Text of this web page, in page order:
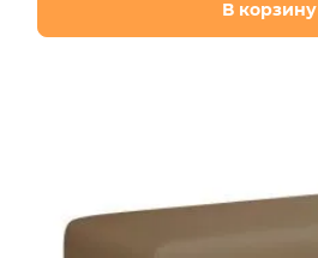
В корзину